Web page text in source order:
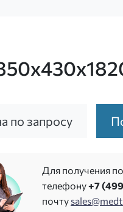
по запросу
Для получения
телефону+7
почту